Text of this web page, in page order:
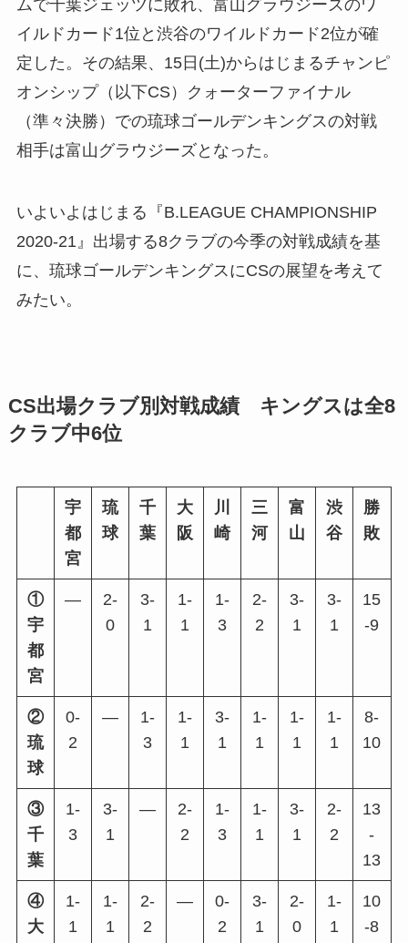
ムで千葉ジェッツに敗れ、富山グラウジーズのワ
イルドカード1位と渋谷のワイルドカード2位が確
定した。その結果、15日(土)からはじまるチャンピ
オンシップ（以下CS）クォーターファイナル
（準々決勝）での琉球ゴールデンキングスの対戦
相手は富山グラウジーズとなった。
いよいよはじまる『B.LEAGUE CHAMPIONSHIP
2020-21』 出場する8クラブの今季の対戦成績を基
に、琉球ゴールデンキングスにCSの展望を考えて
みたい。
CS出場クラブ別対戦成績 キングスは全8
クラブ中6位
宇
都
宮
琉
球
千
葉
大
阪
川
崎
三
河
富
山
渋
谷
勝
敗
①
宇
都
宮
―
2-
0
3-
1
1-
1
1-
3
2-
2
3-
1
3-
1
15
-9
②
琉
球
0-
2
―
1-
3
1-
1
3-
1
1-
1
1-
1
1-
1
8-
10
③
千
葉
1-
3
3-
1
―
2-
2
1-
3
1-
1
3-
1
2-
2
13
-
13
④
大
1-
1
1-
1
2-
2
―
0-
2
3-
1
2-
0
1-
1
10
-8